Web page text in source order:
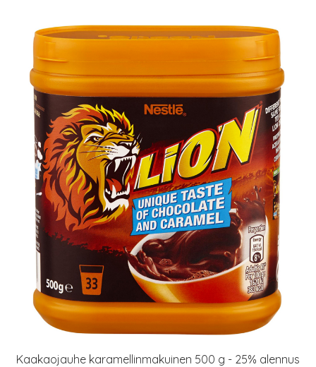
Kaakaojauhe karamellinmakuinen 500 g - 25% alennus